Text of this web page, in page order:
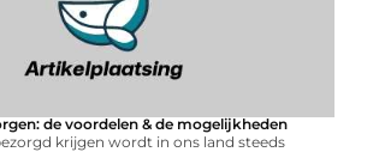
de voordelen & de mogelijkheden
krijgen wordt in ons land steeds